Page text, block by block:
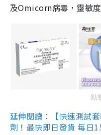
及Omicorn病毒，靈敏
點
延伸閱讀：【快速測試
劑！最快即日發貨 每日